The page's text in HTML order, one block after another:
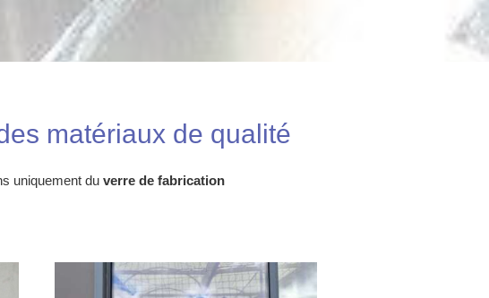
matériaux de qualité
uniquement du verre de fabrication